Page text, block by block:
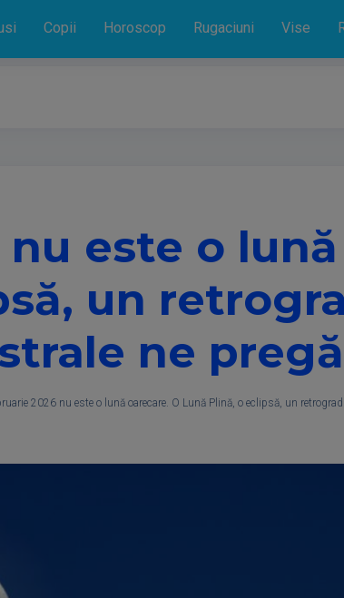
Copii Horoscop Rugaciuni Vise
este o
un
ne
2026 nu este o lună oarecare. O Lună Plină, o eclipsă, un